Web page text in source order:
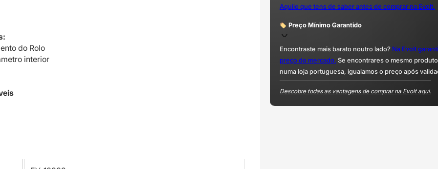
do Rolo
interior
Aquilo que tens de saber antes de comprar na Evolt.
Preço Mínimo Garantido
Encontraste mais barato noutro lado? Na Evolt
preço do mercado. Se encontrares o mesmo
numa loja portuguesa, igualamos o preço após
Descobre todas as vantagens de comprar na Evolt aqui.